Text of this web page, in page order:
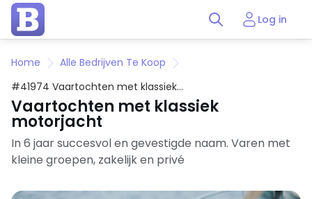
Log in
Home
Alle Bedrijven Te Koop
#41974 Vaartochten met klassiek
motorjacht
Vaartochten met klassiek
motorjacht
In 6 jaar succesvol en gevestigde naam. Varen met
kleine groepen, zakelijk en privé